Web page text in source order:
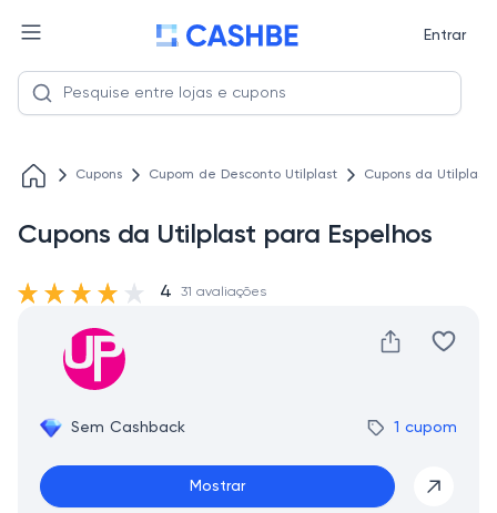
Entrar
Cupons Cupom de Desconto Utilplast Cupons da Utilplast
Cupons da Utilplast para Espelhos
Sem Cashback 1 cupom
Mostrar
4 31 avaliações